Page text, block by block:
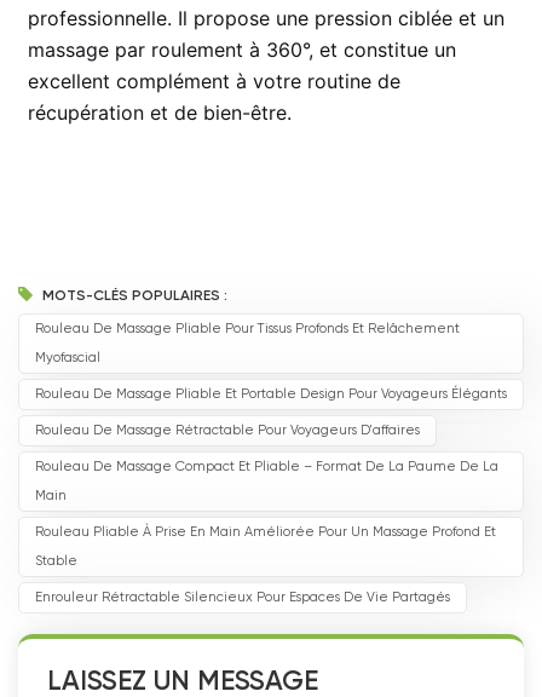
professionnelle. Il propose une pression ciblée et un
massage par roulement à 360°, et constitue un
excellent complément à votre routine de
récupération et de bien-être.
MOTS-CLÉS POPULAIRES :
Rouleau De Massage Pliable Pour Tissus Profonds Et Relâchement
Myofascial
Rouleau De Massage Pliable Et Portable Design Pour Voyageurs Élégants
Rouleau De Massage Rétractable Pour Voyageurs D'affaires
Rouleau De Massage Compact Et Pliable – Format De La Paume De La
Main
Rouleau Pliable À Prise En Main Améliorée Pour Un Massage Profond Et
Stable
Enrouleur Rétractable Silencieux Pour Espaces De Vie Partagés
LAISSEZ UN MESSAGE